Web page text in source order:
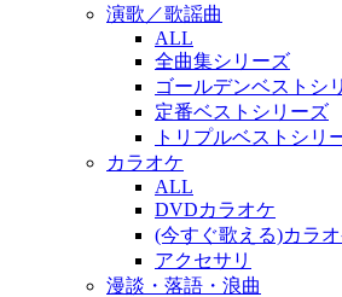
演歌／歌謡曲
ALL
全曲集シリーズ
ゴールデンベストシ
定番ベストシリーズ
トリプルベストシリ
カラオケ
ALL
DVDカラオケ
(今すぐ歌える)カラ
アクセサリ
漫談・落語・浪曲